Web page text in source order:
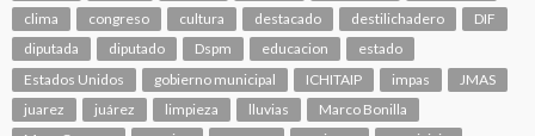
clima
congreso cultura destacado destilichadero
DIF
diputada
diputado Dspm educacion
estado
Estados Unidos
gobierno municipal ICHITAIP impas
JMAS
juarez
juárez limpieza lluvias
Marco Bonilla